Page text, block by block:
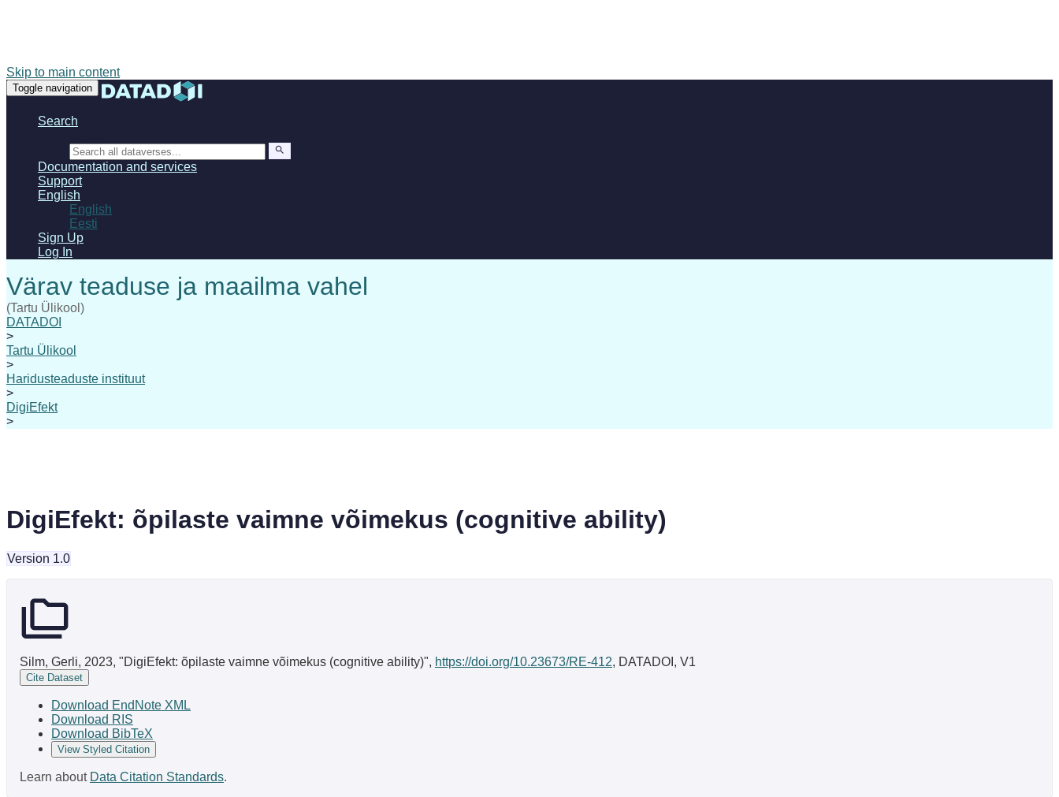
Skip to main content
Toggle navigation
Search
Documentation and services
Support
English
English
Eesti
Sign Up
Log In
(Tartu Ülikool)
DATADOI
>
Tartu Ülikool
>
Haridusteaduste instituut
>
DigiEfekt
>
DigiEfekt: õpilaste vaimne võimekus (cognitive ability)
Version 1.0
Silm, Gerli, 2023, "DigiEfekt: õpilaste vaimne võimekus (cognitive ability)", https://doi.org/10.23673/RE-412, DATADOI, V1
Cite Dataset
Download EndNote XML
Download RIS
Download BibTeX
View Styled Citation
Learn about Data Citation Standards.